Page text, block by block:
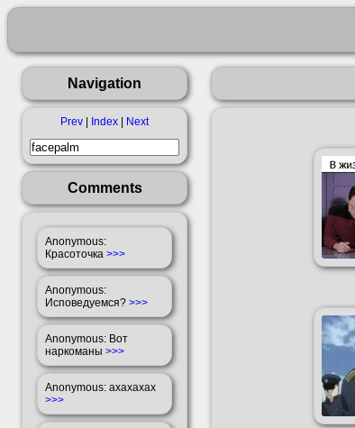
Navigation
Prev Index Next
Comments
Anonymous:
Красоточка >>>
Anonymous:
Исповедуемся? >>>
Anonymous: Вот
наркоманы >>>
Anonymous: ахахахах
>>>